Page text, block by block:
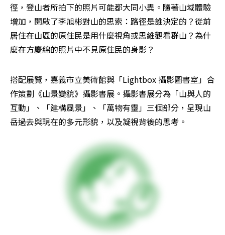
徑，登山者所拍下的照片可能都大同小異。隨著山域體驗
增加，開啟了李旭彬對山的思索：路徑是誰決定的？從前
居住在山區的原住民是用什麼視角或思維觀看群山？為什
麼在方慶綿的照片中不見原住民的身影？
搭配展覽，嘉義市立美術館與「Lightbox 攝影圖書室」合
作策劃《山景變貌》攝影書展。攝影書展分為「山與人的
互動」、「建構風景」、「萬物有靈」三個部分，呈現山
岳過去與現在的多元形貌，以及凝視背後的思考。